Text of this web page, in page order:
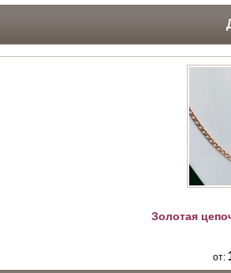
Золотая
от: